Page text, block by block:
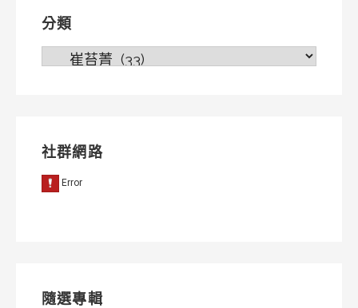
分類
社群網路
隨選專輯